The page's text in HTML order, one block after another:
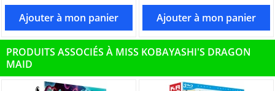
PRODUITS ASSOCIÉS À MISS KOBAYASHI'S DRAGON
MAID